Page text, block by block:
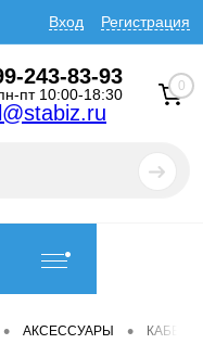
Вход Регистрация
243-83-93
пт 10:00-18:30 0
• АКСЕССУАРЫ •